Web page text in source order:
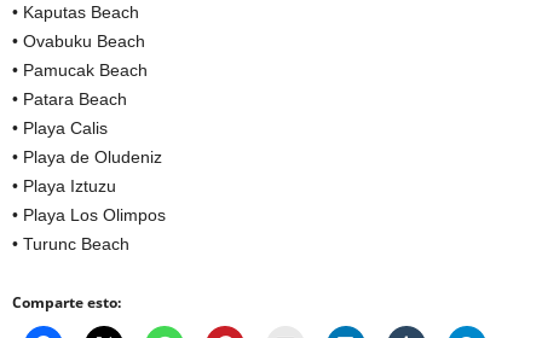
• Kaputas Beach
• Ovabuku Beach
• Pamucak Beach
• Patara Beach
• Playa Calis
• Playa de Oludeniz
• Playa Iztuzu
• Playa Los Olimpos
• Turunc Beach
Comparte esto: